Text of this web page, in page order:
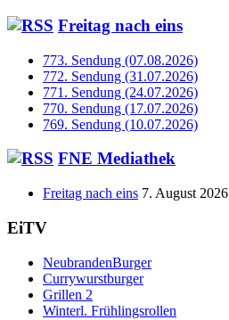
Freitag nach eins
773. Sendung (07.08.2026)
772. Sendung (31.07.2026)
771. Sendung (24.07.2026)
770. Sendung (17.07.2026)
769. Sendung (10.07.2026)
FNE Mediathek
Freitag nach eins 7. August 2026
EiTV
NeubrandenBurger
Currywurstburger
Grillen 2
Winterl. Frühlingsrollen